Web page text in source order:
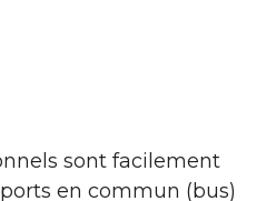
sont facilement
en commun (bus)